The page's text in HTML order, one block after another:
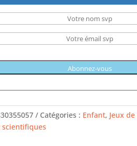
Catégories : Enfant, Jeux